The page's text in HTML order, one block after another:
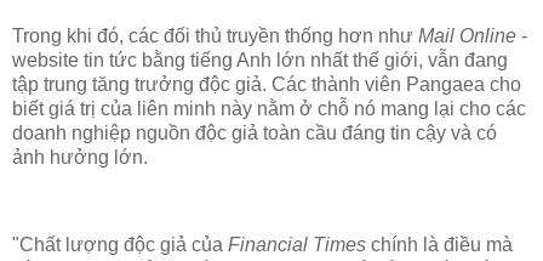
Trong khi đó, các đối thủ truyền thống hơn như Mail Online -
website tin tức bằng tiếng Anh lớn nhất thế giới, vẫn đang
tập trung tăng trưởng độc giả. Các thành viên Pangaea cho
biết giá trị của liên minh này nằm ở chỗ nó mang lại cho các
doanh nghiệp nguồn độc giả toàn cầu đáng tin cậy và có
ảnh hưởng lớn.
"Chất lượng độc giả của Financial Times chính là điều mà